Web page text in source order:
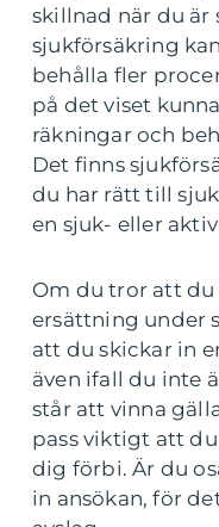
skillnad när du är
sjukförsäkring
behålla fler
på det viset
räkningar och
Det finns
du har rätt till
en sjuk- eller
Om du tror att du
ersättning under
att du skickar in
även ifall du inte
står att vinna
pass viktigt att
dig förbi. Är du
in ansökan, för